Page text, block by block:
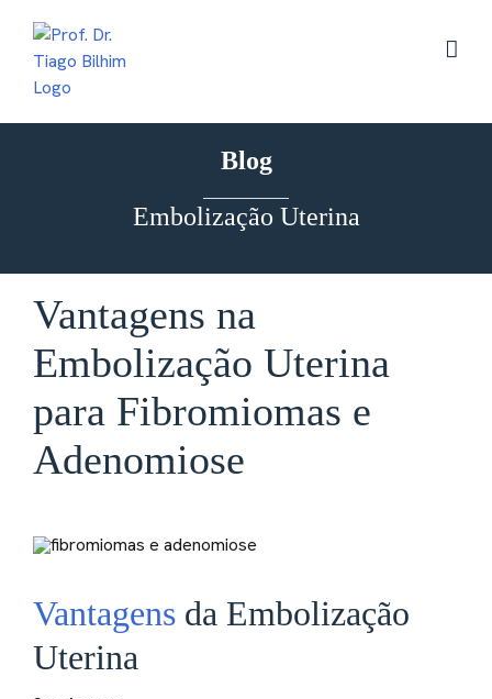
content
Blog
Embolização Uterina
Vantagens na
Embolização Uterina
para Fibromiomas e
Adenomiose
Vantagens da Embolização
Uterina